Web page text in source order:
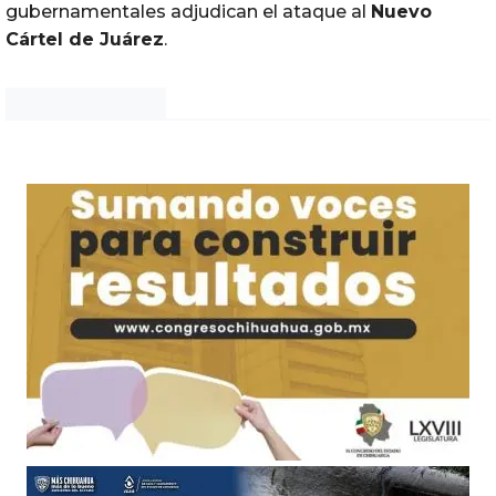
gubernamentales adjudican el ataque al
Nuevo
Cártel de Juárez.